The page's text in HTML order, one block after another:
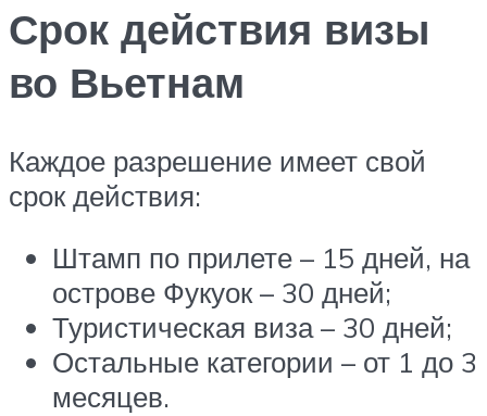
Срок действия визы
во Вьетнам
Каждое разрешение имеет свой
срок действия:
Штамп по прилете – 15 дней, на
острове Фукуок – 30 дней;
Туристическая виза – 30 дней;
Остальные категории – от 1 до 3
месяцев.